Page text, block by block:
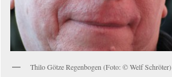
Thilo Götze Regenbogen (Foto: © Welf Schröter)